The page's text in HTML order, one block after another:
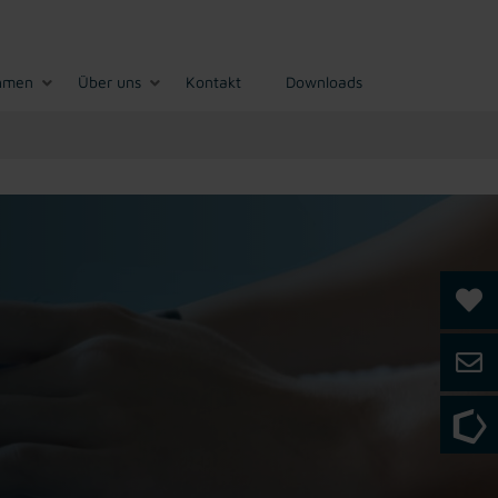
Über uns Kontakt Downloads